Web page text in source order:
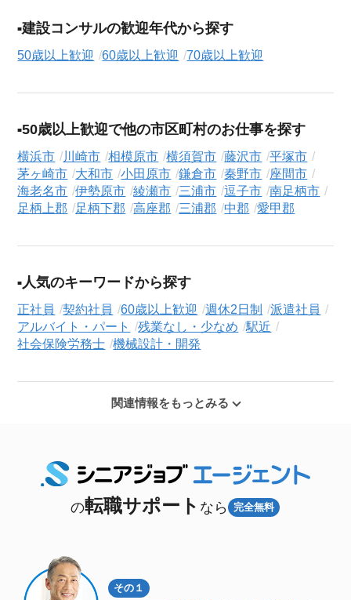
建設コンサルの歓迎年代から探す
50歳以上歓迎 60歳以上歓迎 70歳以上歓迎
50歳以上歓迎で他の市区町村のお仕事を探す
横浜市 川崎市 相模原市 横須賀市 藤沢市
平塚市
茅ヶ崎市
大和市 小田原市 鎌倉市 秦野市
座間市
海老名市
伊勢原市 綾瀬市 三浦市 逗子市
南足柄市
足柄上郡
足柄下郡 高座郡 三浦郡 中郡 愛甲郡
人気のキーワードから探す
正社員 契約社員 60歳以上歓迎 週休2日制
派遣社員
アルバイト・パート
残業なし・少なめ
駅近
社会保険労務士
機械設計・開発
関連情報をもっとみる
の転職サポート なら 完全無料
その１